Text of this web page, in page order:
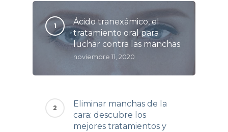
Ácido tranexámico, el
tratamiento oral para
luchar contra las manchas
noviembre 11, 2020
Eliminar manchas de la
cara: descubre los
mejores tratamientos y